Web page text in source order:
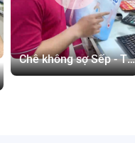
Chê không sợ Sếp - Tã
Nhật Takato